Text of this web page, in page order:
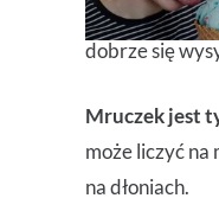
mu najlepsze
dobrze się
Mruczek jest
może liczyć
na dłoniach.